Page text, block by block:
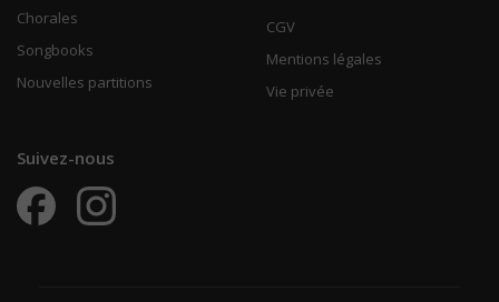
Chorales
Songbooks
Nouvelles partitions
CGV
Mentions légales
Vie privée
Suivez-nous